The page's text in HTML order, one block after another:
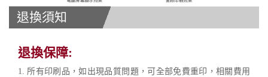
退換須知
退換保障:
1. 所有印刷品，如出現品質問題，可全部免費重印，相關費用